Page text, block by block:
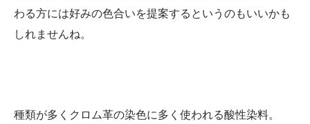
わる方には好みの色合いを提案するというのもいいかも
しれませんね。
種類が多くクロム革の染色に多く使われる酸性染料。